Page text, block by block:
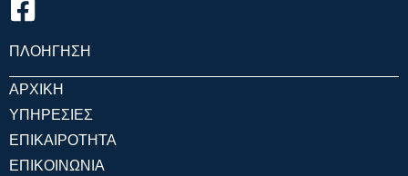
ΠΛΟΗΓΗΣΗ
ΑΡΧΙΚΗ
ΥΠΗΡΕΣΙΕΣ
ΕΠΙΚΑΙΡΟΤΗΤΑ
ΕΠΙΚΟΙΝΩΝΙΑ